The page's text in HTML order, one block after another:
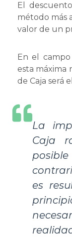
El
método más
valor de un
En el
esta máxima
de Caja será
La
Caja
es